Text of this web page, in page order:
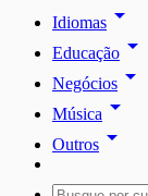
Idiomas arrow_drop_down
Educação arrow_drop_down
Negócios arrow_drop_down
Música arrow_drop_down
Outros arrow_drop_down